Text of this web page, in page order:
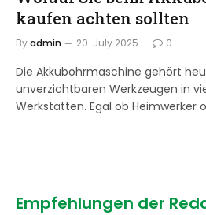
kaufen achten sollten
Byadmin 20. July 2025 0
Die Akkubohrmaschine gehört
unverzichtbaren Werkzeugen in
Werkstätten. Egal ob Heimwerker
Empfehlungen der